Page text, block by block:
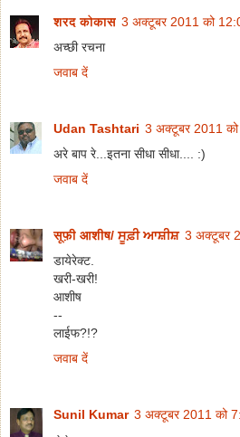
शरद कोकास 3 अक्टूबर 2011 को
अच्छी रचना
जवाब दें
Udan Tashtari 3 अक्टूबर 2011
अरे बाप रे...इतना सीधा सीधा.... :)
जवाब दें
सूफ़ी आशीष/ ਸੂਫ਼ੀ ਆਸ਼ੀਸ਼ 3 अक्टूबर
डायेरेक्ट.
खरी-खरी!
आशीष
--
लाईफ?!?
जवाब दें
Sunil Kumar 3 अक्टूबर 2011 को